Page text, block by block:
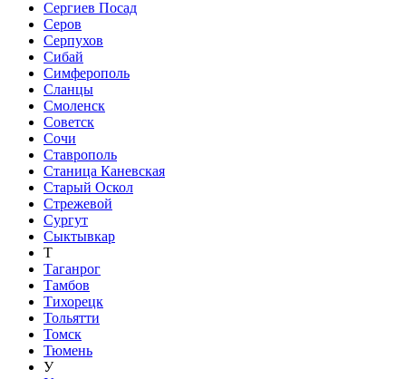
Сергиев Посад
Серов
Серпухов
Сибай
Симферополь
Сланцы
Смоленск
Советск
Сочи
Ставрополь
Станица Каневская
Старый Оскол
Стрежевой
Сургут
Сыктывкар
Т
Таганрог
Тамбов
Тихорецк
Тольятти
Томск
Тюмень
У